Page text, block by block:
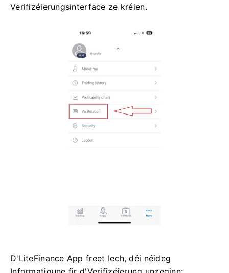
Verifizéierungsinterface ze kréien.
D'LiteFinance App freet Iech, déi néideg